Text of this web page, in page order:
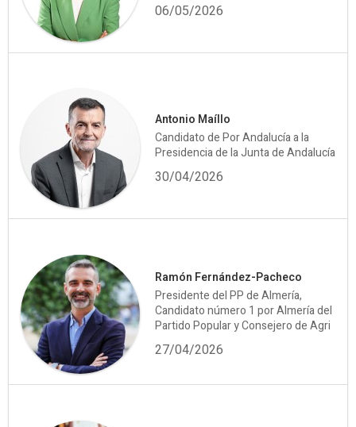
06/05/2026
Antonio Maíllo
Candidato de Por Andalucía a la
Presidencia de la Junta de Andalucía
30/04/2026
Ramón Fernández-Pacheco
Presidente del PP de Almería,
Candidato número 1 por Almería del
Partido Popular y Consejero de Agri
27/04/2026